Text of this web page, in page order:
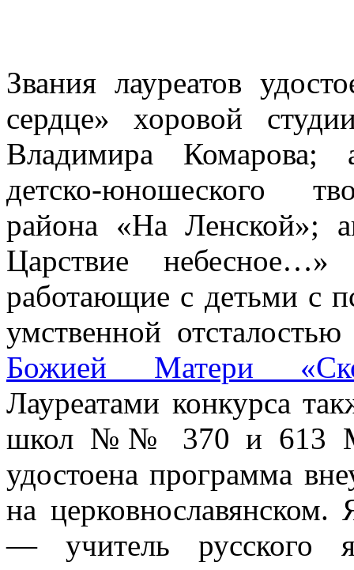
Звания лауреатов
сердце» хоровой
Владимира Комарова;
детско-юношеского
района «На Ленской»;
Царствие
работающие с детьми с
умственной
Божией Матери
Лауреатами конкурса
школ №№ 370 и 613
удостоена программа
на
— учитель русского